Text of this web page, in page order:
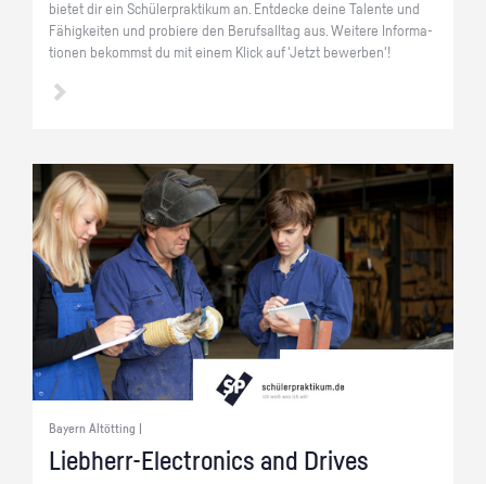
bie­tet dir ein Schü­ler­prak­ti­kum an. Ent­de­cke deine Ta­len­te und
Fä­hig­kei­ten und pro­bie­re den Be­rufs­all­tag aus. Wei­te­re In­for­ma­
tio­nen be­kommst du mit einem Klick auf 'Jetzt be­wer­ben'!
Bayern Altötting |
Lieb­herr-Elec­tro­nics and Dri­ves